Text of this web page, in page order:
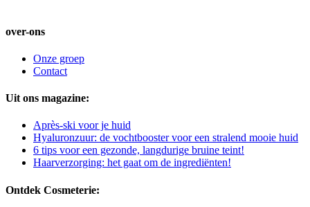
over-ons
Onze groep
Contact
Uit ons magazine:
Après-ski voor je huid
Hyaluronzuur: de vochtbooster voor een stralend mooie huid
6 tips voor een gezonde, langdurige bruine teint!
Haarverzorging: het gaat om de ingrediënten!
Ontdek Cosmeterie: